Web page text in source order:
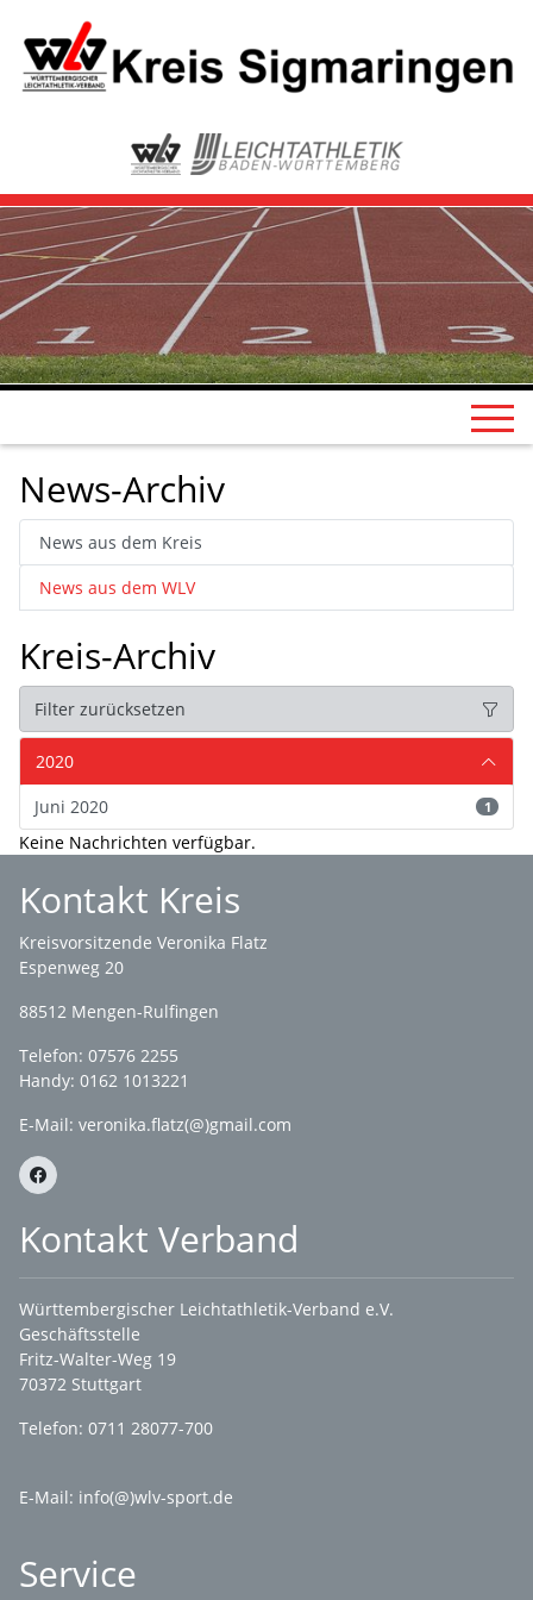
News-Archiv
News aus dem Kreis
News aus dem WLV
Kreis-Archiv
Filter zurücksetzen
2020
Juni 2020
1
Keine Nachrichten verfügbar.
Kontakt Kreis
Kreisvorsitzende Veronika Flatz
Espenweg 20
88512 Mengen-Rulfingen
Telefon: 07576 2255
Handy: 0162 1013221
E-Mail: veronika.flatz(@)gmail.com
Kontakt Verband
Württembergischer Leichtathletik-Verband e.V.
Geschäftsstelle
Fritz-Walter-Weg 19
70372 Stuttgart
Telefon: 0711 28077-700
E-Mail: info(@)wlv-sport.de
Service